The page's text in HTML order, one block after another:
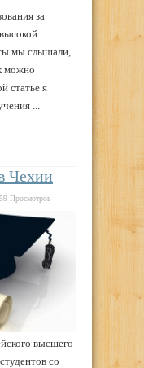
за
мы слышали,
можно
статье я
...
Чехии
Просмотров
высшего
со